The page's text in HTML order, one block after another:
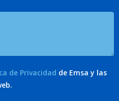
de Privacidad de Emsa y las